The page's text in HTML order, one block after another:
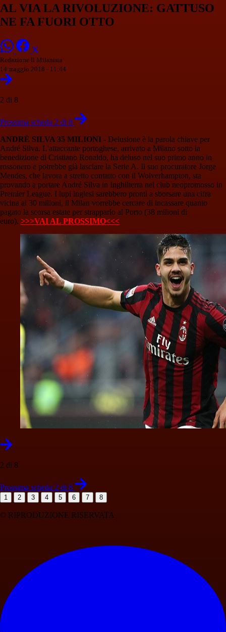
AL VIA LA RIVOLUZIONE: GATTUSO
NE FA FUORI OTTO
Redazione Il Milanista
14 maggio 2018 - 11:44
2 di 8
Prossima scheda 2 di 8
ANDRÈ SILVA 35 MILIONI - Delusione è la parola chiave per
André Silva. L'attaccante portoghese, arrivato a Milano sotto la
benedizione di Cristiano Ronaldo, ha deluso nel suo primo anno in
rossonero e potrebbe già lasciare la Serie A. Il suo procuratore Jorge
Mendes, che lavora a stretto contatto con il Wolverhampton, sta
provando a portare André Silva in Inghilterra nel club neopromosso in
Premier League. I lupi inglesi sarebbero pronti a sborsare una cifra
vicina ai 30 milioni, il Milan vorrebbe cercare di incassare quanto
pagato la scorsa estate per strapparlo al Porto (38 milioni di
euro). >>>VAI AL PROSSIMO<<<
2 di 8
Prossima scheda 2 di 8
1 2 3 4 5 6 7 8
© RIPRODUZIONE RISERVATA